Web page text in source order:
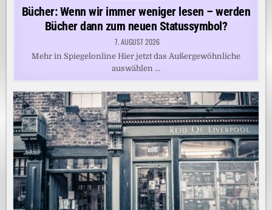
in
Bücher: Wenn wir immer weniger lesen – werden
Bücher dann zum neuen Statussymbol?
7. AUGUST 2026
Mehr in Spiegelonline Hier jetzt das Außergewöhnliche
auswählen …